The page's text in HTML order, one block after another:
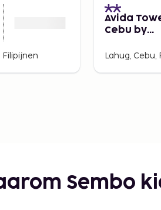
Filipijnen
Avida
Cebu by
Lahug, Cebu,
Sembo